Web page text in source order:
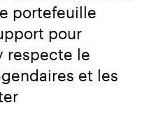
portefeuille
pour
respecte le
et les